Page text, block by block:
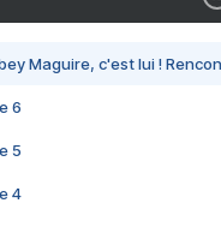
Maguire, c'est lui !
6
5
4